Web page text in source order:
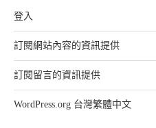
登入
訂閱網站內容的資訊提供
訂閱留言的資訊提供
WordPress.org 台灣繁體中文